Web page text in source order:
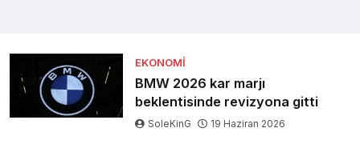
EKONOMI
BMW 2026 kar marjı
beklentisinde revizyona gitti
SoleKinG 19 Haziran 2026